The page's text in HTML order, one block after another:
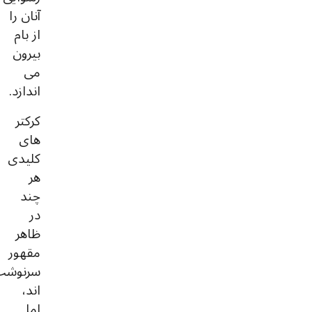
آنان را
از بام
بیرون
می
اندازد.
کرکتر
های
کلیدی
هر
چند
در
ظاهر
مقهور
اند،